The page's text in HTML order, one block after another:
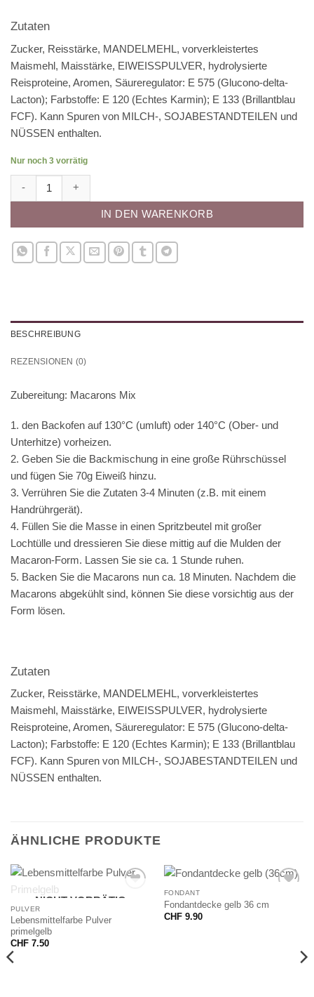
Zutaten
Zucker, Reisstärke, MANDELMEHL, vorverkleistertes
Maismehl, Maisstärke, EIWEISSPULVER, hydrolysierte
Reisproteine, Aromen, Säureregulator: E 575 (Glucono-delta-
Lacton); Farbstoffe: E 120 (Echtes Karmin); E 133 (Brillantblau
FCF). Kann Spuren von MILCH-, SOJABESTANDTEILEN und
NÜSSEN enthalten.
Nur noch 3 vorrätig
IN DEN WARENKORB
BESCHREIBUNG
REZENSIONEN (0)
Zubereitung: Macarons Mix
1. den Backofen auf 130°C (umluft) oder 140°C (Ober- und
Unterhitze) vorheizen.
2. Geben Sie die Backmischung in eine große Rührschüssel
und fügen Sie 70g Eiweiß hinzu.
3. Verrühren Sie die Zutaten 3-4 Minuten (z.B. mit einem
Handrührgerät).
4. Füllen Sie die Masse in einen Spritzbeutel mit großer
Lochtülle und dressieren Sie diese mittig auf die Mulden der
Macaron-Form. Lassen Sie sie ca. 1 Stunde ruhen.
5. Backen Sie die Macarons nun ca. 18 Minuten. Nachdem die
Macarons abgekühlt sind, können Sie diese vorsichtig aus der
Form lösen.
Zutaten
Zucker, Reisstärke, MANDELMEHL, vorverkleistertes
Maismehl, Maisstärke, EIWEISSPULVER, hydrolysierte
Reisproteine, Aromen, Säureregulator: E 575 (Glucono-delta-
Lacton); Farbstoffe: E 120 (Echtes Karmin); E 133 (Brillantblau
FCF). Kann Spuren von MILCH-, SOJABESTANDTEILEN und
NÜSSEN enthalten.
ÄHNLICHE PRODUKTE
NICHT VORRÄTIG
PULVER
Lebensmittelfarbe Pulver
primelgelb
CHF7.50
FONDANT
Fondantdecke gelb 36 cm
CHF9.90